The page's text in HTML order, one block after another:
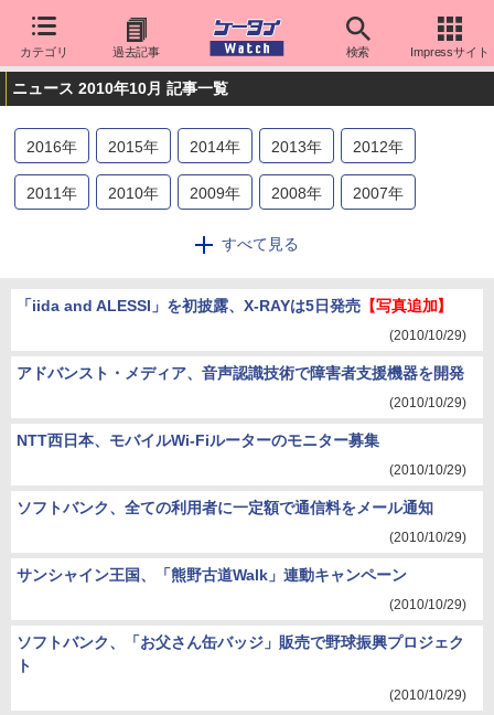
カテゴリ 過去記事 検索 Impressサイト
ニュース 2010年10月 記事一覧
2016年 2015年 2014年 2013年 2012年
2011年 2010年 2009年 2008年 2007年
2004年 2003
すべて見る
「iida and ALESSI」を初披露、X-RAYは5日発売【写真追加】
(2010/10/29)
アドバンスト・メディア、音声認識技術で障害者支援機器を開発
(2010/10/29)
NTT西日本、モバイルWi-Fiルーターのモニター募集
(2010/10/29)
ソフトバンク、全ての利用者に一定額で通信料をメール通知
(2010/10/29)
サンシャイン王国、「熊野古道Walk」連動キャンペーン
(2010/10/29)
ソフトバンク、「お父さん缶バッジ」販売で野球振興プロジェク
ト
(2010/10/29)